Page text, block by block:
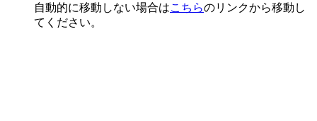
自動的に移動しない場合はこちらのリンクから移動し
てください。